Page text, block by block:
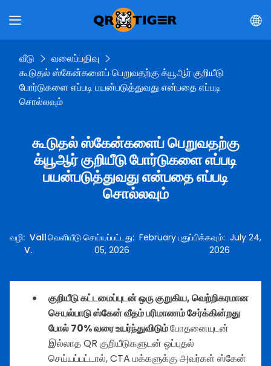
வீடு
வலைப்பதிவு
கூடுதல் ஸ்கேன்களைப் பெறுவதற்கு க்யூஆர் குறியீடு
போர்டுகளை எப்படி பயன்படுத்துவது என்பதை எப்படி
சொல்லவும்
கூடுதல் ஸ்கேன்களைப் பெறுவதற்கு
க்யூஆர் குறியீடு போர்டுகளை எப்படி
பயன்படுத்துவது என்பதை எப்படி
சொல்லவும்
வழி:Vall
V.
வெளியீடு செய்யப்பட்டது:February
05, 2026
புதுப்பிக்கவும்: July 24,
2026
குறியீடு கட்டமைப்புடன் ஒரு குறுகிய, வெற்றிகரமான
செயல்பாடு ஸ்கேன் வீதம் பரிமாணம் சேர்க்கின்றது
போல் 70% வரை உயர்ந்துவிடும்போதனையுடன்
இல்லாத QR குறியீடுகளுடன் ஒப்புதல்
செய்யப்பட்டால், CTA மக்களுக்கு அவர்கள் ஸ்கேன்